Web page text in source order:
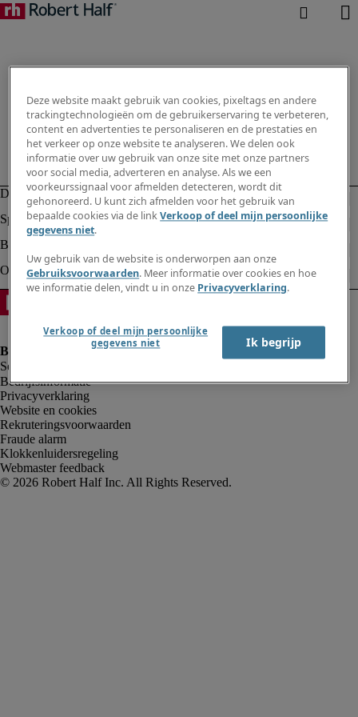
Bedrijfsinformatie
Privacyverklaring
Website en cookies
Rekruteringsvoorwaarden
Fraude alarm
Klokkenluidersregeling
Webmaster feedback
Deze website maakt gebruik van cookies, pixeltags en andere
trackingtechnologieën om de gebruikerservaring te verbeteren,
content en advertenties te personaliseren en de prestaties en
het verkeer op onze website te analyseren. We delen ook
informatie over uw gebruik van onze site met onze partners
voor social media, adverteren en analyse. Als we een
voorkeurssignaal voor afmelden detecteren, wordt dit
gehonoreerd. U kunt zich afmelden voor het gebruik van
bepaalde cookies via de linkVerkoop of deel mijn persoonlijke
gegevens niet.
Uw gebruik van de website is onderworpen aan onze
Gebruiksvoorwaarden. Meer informatie over cookies en hoe
we informatie delen, vindt u in onze Privacyverklaring.
Verkoop of deel mijn persoonlijke
gegevens niet
Ik begrijp